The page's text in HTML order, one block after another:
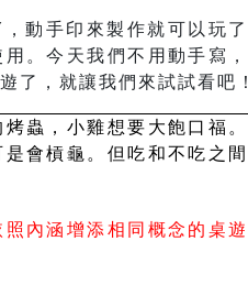
動手印來製作就可以玩了
。今天我們不用動手寫，
了，就讓我們來試試看吧！
蟲，小雞想要大飽口福
會槓龜。但吃和不吃之
內涵增添相同概念的桌